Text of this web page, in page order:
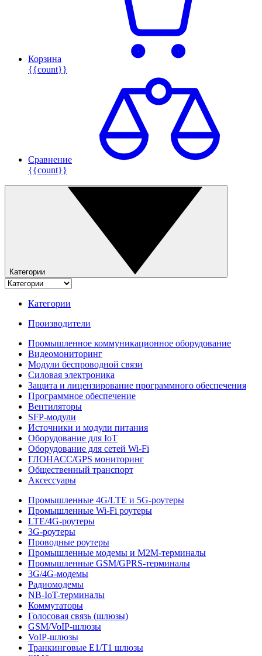
Корзина
{{count}}
Сравнение
{{count}}
Категории
Категории
Производители
Промышленное коммуникационное оборудование
Видеомониторинг
Модули беспроводной связи
Силовая электроника
Защита и лицензирование программного обеспечения
Программное обеспечение
Вентиляторы
SFP-модули
Источники и модули питания
Оборудование для IoT
Оборудование для сетей Wi-Fi
ГЛОНАСС/GPS мониторинг
Общественный транспорт
Аксессуары
Промышленные 4G/LTE и 5G-роутеры
Промышленные Wi-Fi роутеры
LTE/4G-роутеры
3G-роутеры
Проводные роутеры
Промышленные модемы и M2M-терминалы
Промышленные GSM/GPRS-терминалы
3G/4G-модемы
Радиомодемы
NB-IoT-терминалы
Коммутаторы
Голосовая связь (шлюзы)
GSM/VoIP-шлюзы
VoIP-шлюзы
Транкинговые E1/T1 шлюзы